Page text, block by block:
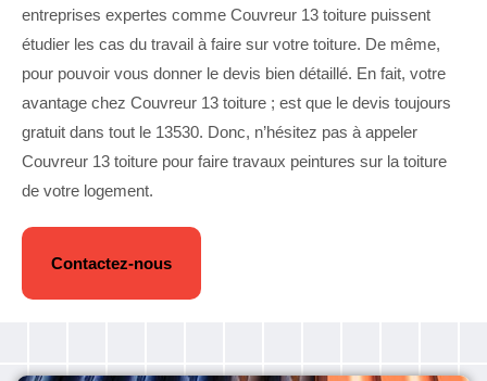
entreprises expertes comme Couvreur 13 toiture puissent
étudier les cas du travail à faire sur votre toiture. De même,
pour pouvoir vous donner le devis bien détaillé. En fait, votre
avantage chez Couvreur 13 toiture ; est que le devis toujours
gratuit dans tout le 13530. Donc, n’hésitez pas à appeler
Couvreur 13 toiture pour faire travaux peintures sur la toiture
de votre logement.
Contactez-nous